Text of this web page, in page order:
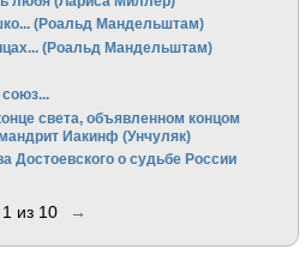
(Роальд Мандельштам)
(Роальд Мандельштам)
света, объявленном концом
Иакинф (Унчуляк)
Достоевского о судьбе России
1 из 10 →